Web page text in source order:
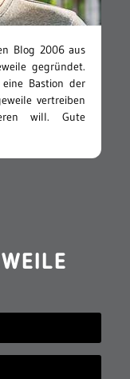
Blog 2006 aus
gegründet.
Bastion der
vertreiben
will. Gute